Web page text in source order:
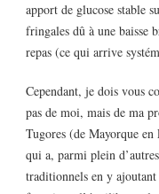
apport de glucose stable
fringales dû à une baisse
repas (ce qui arrive
Cependant, je dois vous
pas de moi, mais de ma
Tugores (de Mayorque en
qui a, parmi plein
traditionnels en y